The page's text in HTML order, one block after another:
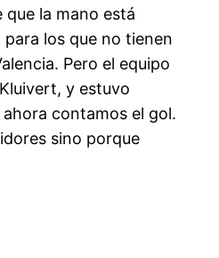
la mano está
los que no tienen
Pero el equipo
y estuvo
contamos el gol.
sino porque